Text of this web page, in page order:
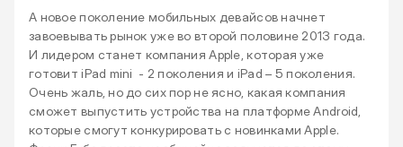
А новое поколение мобильных девайсов начнет
завоевывать рынок уже во второй половине 2013 года.
И лидером станет компания Apple, которая уже
готовит iPad mini - 2 поколения и iPad – 5 поколения.
Очень жаль, но до сих пор не ясно, какая компания
сможет выпустить устройства на платформе Android,
которые смогут конкурировать с новинками Apple.